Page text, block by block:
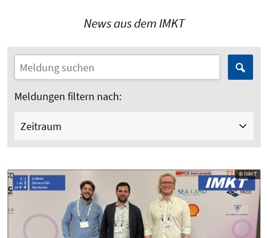
News aus dem IMKT
Meldungen filtern nach:
Zeitraum
© IMKT